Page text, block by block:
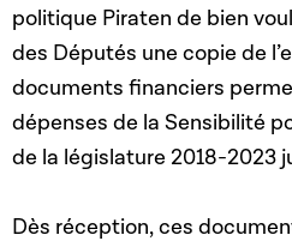
politique Piraten de bien
des Députés une copie de
documents financiers
dépenses de la Sensibilité
de la législature 2018-2023
Dès réception, ces